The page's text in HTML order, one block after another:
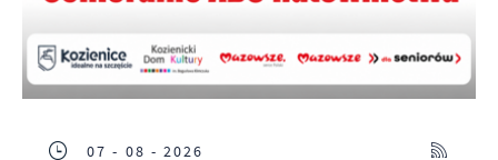
07 - 08 - 2026